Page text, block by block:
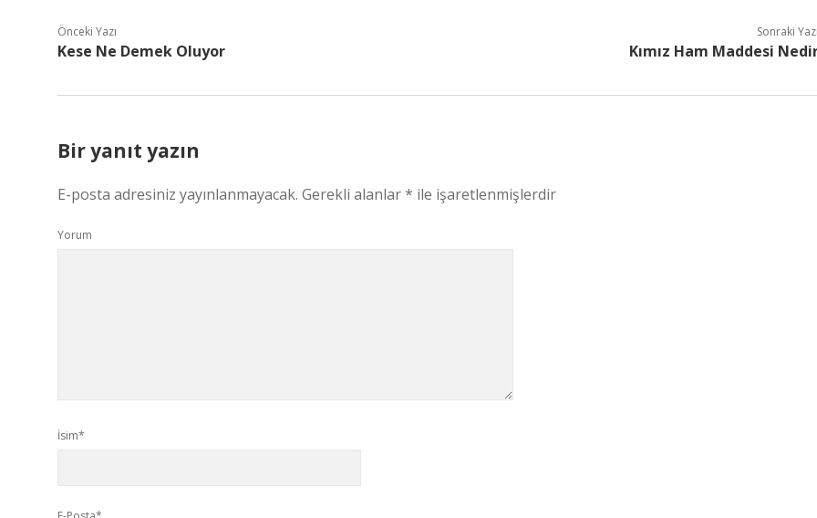
Önceki Yazı
Kese Ne Demek Oluyor
Sonraki Yazı
Kımız Ham Maddesi
Bir yanıt yazın
E-posta adresiniz yayınlanmayacak. Gerekli alanlar* ile işaretlenmişlerdir
Yorum
İsim*